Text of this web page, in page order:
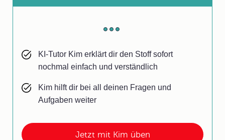
Jetzt mit Kim üben
KI-Tutor Kim erklärt dir den Stoff sofort
nochmal einfach und verständlich
Kim hilft dir bei all deinen Fragen und
Aufgaben weiter